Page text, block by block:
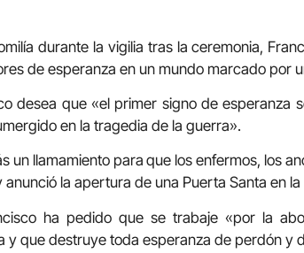
durante la vigilia tras la ceremonia,
de esperanza en un mundo marcado por
desea que «el primer signo de esperanza
en la tragedia de la guerra».
un llamamiento para que los enfermos, los
anunció la apertura de una Puerta Santa en la
ha pedido que se trabaje «por la
y que destruye toda esperanza de perdón y